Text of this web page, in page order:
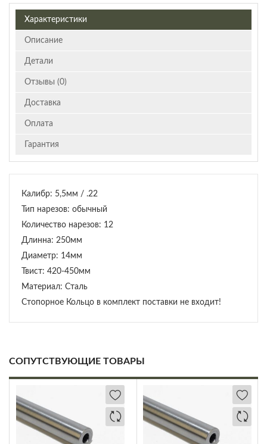
Характеристики
Описание
Детали
Отзывы (0)
Доставка
Оплата
Гарантия
Калибр: 5,5мм / .22
Тип нарезов: обычный
Количество нарезов: 12
Длинна: 250мм
Диаметр: 14мм
Твист: 420-450мм
Материал: Сталь
Стопорное Кольцо в комплект поставки не входит!
СОПУТСТВУЮЩИЕ ТОВАРЫ